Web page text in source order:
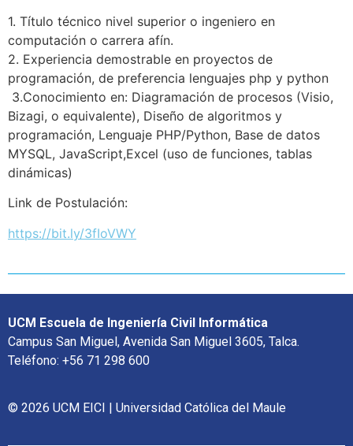
1. Título técnico nivel superior o ingeniero en
computación o carrera afín.
2. Experiencia demostrable en proyectos de
programación, de preferencia lenguajes php y python
3.Conocimiento en: Diagramación de procesos (Visio,
Bizagi, o equivalente), Diseño de algoritmos y
programación, Lenguaje PHP/Python, Base de datos
MYSQL, JavaScript,Excel (uso de funciones, tablas
dinámicas)
Link de Postulación:
https://bit.ly/3fIoVWY
UCM Escuela de Ingeniería Civil Informática
Campus San Miguel, Avenida San Miguel 3605, Talca.
Teléfono: +56 71 298 600
© 2026 UCM EICI | Universidad Católica del Maule